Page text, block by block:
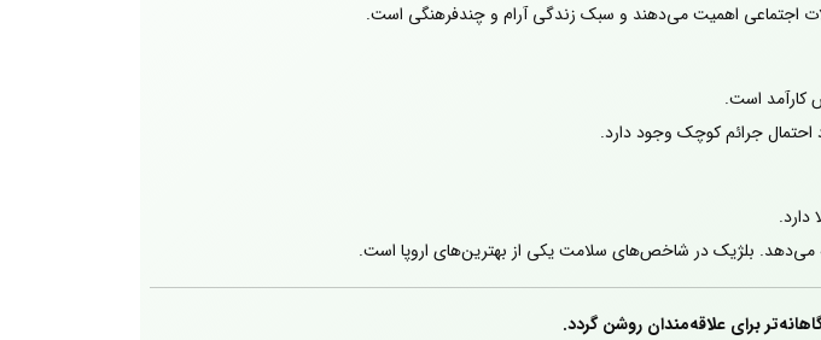
اجتماعی اهمیت می‌دهند و سبک زندگی آرام و چندفرهنگی است.
کارآمد است.
جرائم کوچک وجود دارد.
می‌دهد. بلژیک در شاخص‌های سلامت یکی از بهترین‌های اروپا است.
برای علاقه‌مندان روشن گردد.